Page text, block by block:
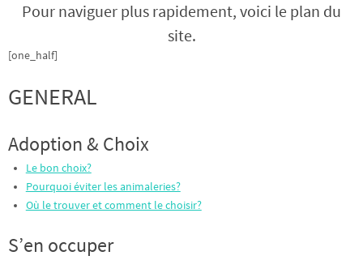
Pour naviguer plus rapidement, voici le plan du
site.
[one_half]
GENERAL
Adoption & Choix
Le bon choix?
Pourquoi éviter les animaleries?
Où le trouver et comment le choisir?
S’en occuper